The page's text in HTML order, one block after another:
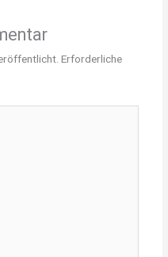
Erforderliche